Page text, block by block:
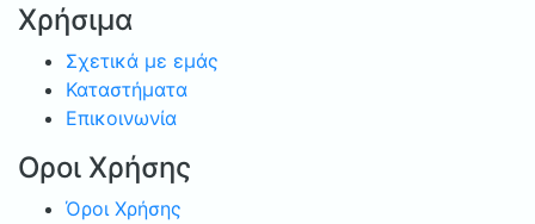
Χρήσιμα
Σχετικά με εμάς
Καταστήματα
Επικοινωνία
Οροι Χρήσης
Όροι Χρήσης